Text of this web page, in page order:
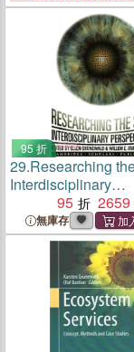
95 折
29.Researching
Interdisciplinary
Perspectives
95 2659
無庫存